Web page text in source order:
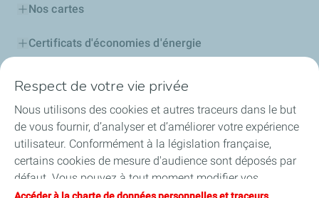
Nos cartes
Certificats d'économies d'énergie
Collaborer avec TotalEnergies
Accessibilité
Respect de votre vie privée
Nous utilisons des cookies et autres traceurs dans le but
de vous fournir, d’analyser et d’améliorer votre expérience
utilisateur. Conformément à la législation française,
certains cookies de mesure d'audience sont déposés par
défaut. Vous pouvez à tout moment modifier vos
paramètres de cookies en cliquant sur le bouton « Gérer